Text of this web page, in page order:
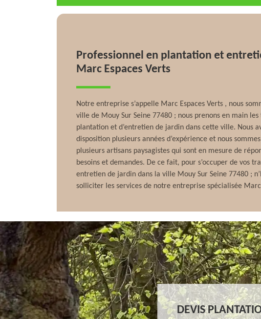
Professionnel en plantation et
Marc Espaces Verts
Notre entreprise s’appelle Marc Espaces Verts , nous
ville de Mouy Sur Seine 77480 ; nous prenons en main
plantation et d’entretien de jardin dans cette ville. Nous
disposition plusieurs années d’expérience et nous
plusieurs artisans paysagistes qui sont en mesure de
besoins et demandes. De ce fait, pour s’occuper de vos
entretien de jardin dans la ville Mouy Sur Seine 77480 ;
solliciter les services de notre entreprise spécialisée Marc
DEVIS